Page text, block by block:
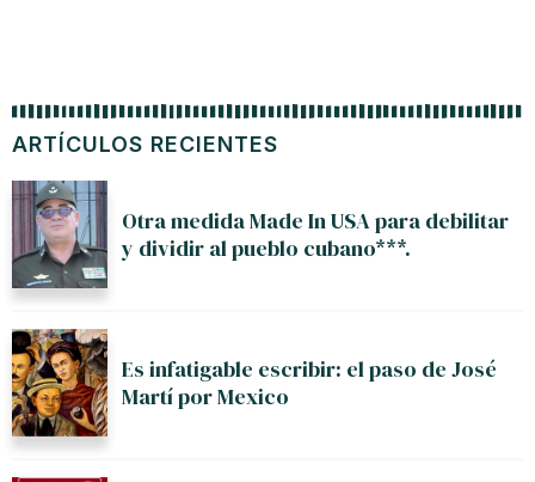
ARTÍCULOS RECIENTES
Otra medida Made In USA para debilitar
y dividir al pueblo cubano***.
Es infatigable escribir: el paso de José
Martí por Mexico